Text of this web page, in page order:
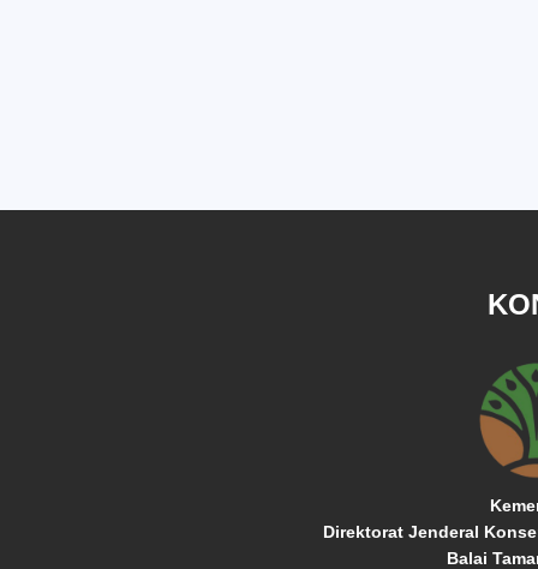
Direktorat Jenderal
Balai